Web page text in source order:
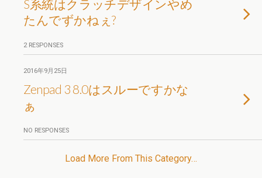
S系統はクラッチデザインやめ
たんでずかねぇ?
2 RESPONSES
2016年9月25日
Zenpad 3 8.0はスルーですかな
ぁ
NO RESPONSES
Load More From This Category…